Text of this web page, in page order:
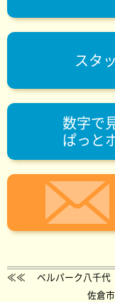
スタ
数字で
ぱっと
≪≪ ベルパーク八千
佐倉